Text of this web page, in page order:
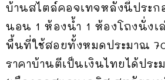
บ้านสไตล์คอจเทจหลังนี้ประก
นอน 1 ห้องน้ำ 1 ห้องโถงนั่งเ
พื้นที่ใช้สอยทั้งหมดประมาณ
ราคาบ้านตีเป็นเงินไทยได้ประ